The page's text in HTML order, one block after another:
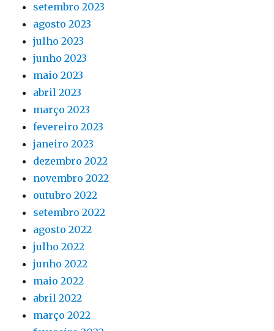
setembro 2023
agosto 2023
julho 2023
junho 2023
maio 2023
abril 2023
março 2023
fevereiro 2023
janeiro 2023
dezembro 2022
novembro 2022
outubro 2022
setembro 2022
agosto 2022
julho 2022
junho 2022
maio 2022
abril 2022
março 2022